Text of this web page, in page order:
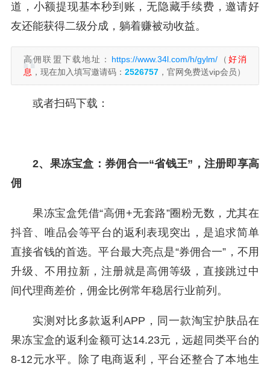
道，小额提现基本秒到账，无隐藏手续费，邀请好
友还能获得二级分成，躺着赚被动收益。
高佣联盟下载地址： https://www.34l.com/h/gylm/（ 好消
息 ，现在加入填写邀请码： 2526757 ，官网免费送vip会员）
或者扫码下载：
2、果冻宝盒：券佣合一“省钱王”，注册即享高
佣
果冻宝盒凭借“高佣+无套路”圈粉无数，尤其在
抖音、唯品会等平台的返利表现突出，是追求简单
直接省钱的首选。平台最大亮点是“券佣合一”，不用
升级、不用拉新，注册就是高佣等级，直接跳过中
间代理商差价，佣金比例常年稳居行业前列。
实测对比多款返利APP，同一款淘宝护肤品在
果冻宝盒的返利金额可达14.23元，远超同类平台的
8-12元水平。除了电商返利，平台还整合了本地生